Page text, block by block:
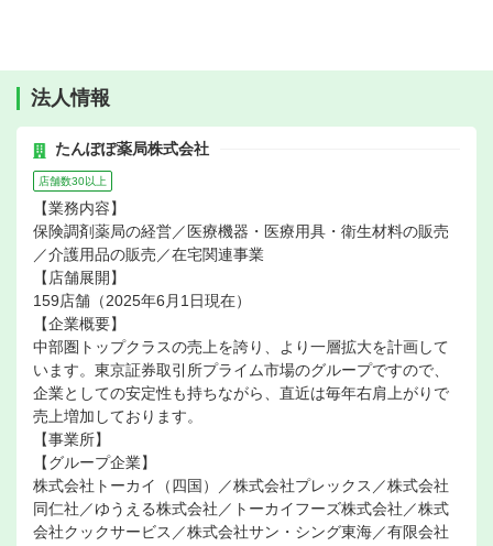
法人情報
たんぽぽ薬局株式会社
店舗数30以上
【業務内容】
保険調剤薬局の経営／医療機器・医療用具・衛生材料の販売
／介護用品の販売／在宅関連事業
【店舗展開】
159店舗（2025年6月1日現在）
【企業概要】
中部圏トップクラスの売上を誇り、より一層拡大を計画して
います。東京証券取引所プライム市場のグループですので、
企業としての安定性も持ちながら、直近は毎年右肩上がりで
売上増加しております。
【事業所】
【グループ企業】
株式会社トーカイ（四国）／株式会社プレックス／株式会社
同仁社／ゆうえる株式会社／トーカイフーズ株式会社／株式
会社クックサービス／株式会社サン・シング東海／有限会社